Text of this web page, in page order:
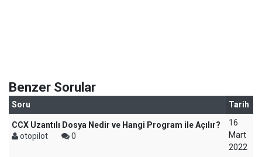
Benzer Sorular
Soru Tarih
CCX Uzantılı Dosya Nedir ve Hangi Program ile Açılır?
otopilot
0
16
Mart
2022